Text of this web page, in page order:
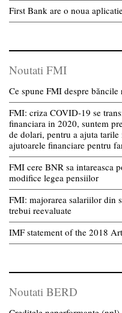
First Bank are o noua
Noutati FMI
Ce spune FMI despre băncile
FMI: criza COVID-19 se
financiara in 2020, suntem
de dolari, pentru a ajuta
ajutoarele financiare pentru
FMI cere BNR sa intareasca
modifice legea pensiilor
FMI: majorarea salariilor din
trebui reevaluate
IMF statement of the 2018
Noutati BERD